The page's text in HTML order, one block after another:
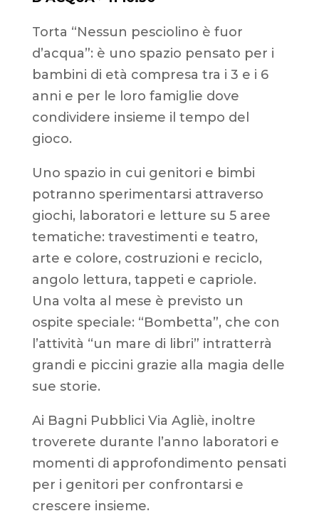
Torta “Nessun pesciolino è fuor
d’acqua”: è uno spazio pensato per i
bambini di età compresa tra i 3 e i 6
anni e per le loro famiglie dove
condividere insieme il tempo del
gioco.
Uno spazio in cui genitori e bimbi
potranno sperimentarsi attraverso
giochi, laboratori e letture su 5 aree
tematiche: travestimenti e teatro,
arte e colore, costruzioni e reciclo,
angolo lettura, tappeti e capriole.
Una volta al mese è previsto un
ospite speciale: “Bombetta”, che con
l’attività “un mare di libri” intratterrà
grandi e piccini grazie alla magia delle
sue storie.
Ai Bagni Pubblici Via Agliè, inoltre
troverete durante l’anno laboratori e
momenti di approfondimento pensati
per i genitori per confrontarsi e
crescere insieme.